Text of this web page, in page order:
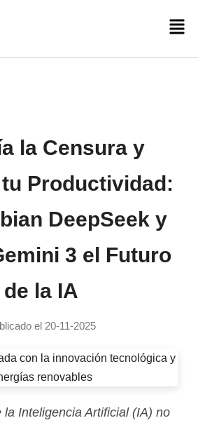
la Censura y
Productividad:
DeepSeek y
3 el Futuro
de la IA
el 20-11-2025
la Inteligencia Artificial (IA) no